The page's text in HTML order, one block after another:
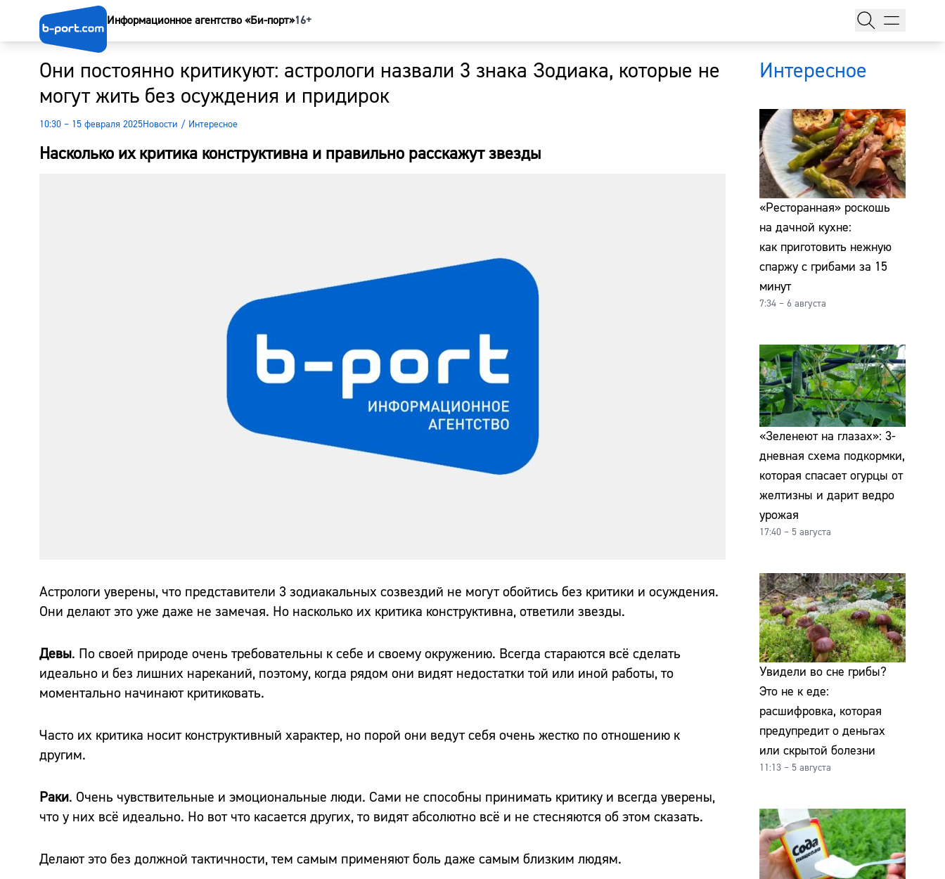
Информационное агентство «Би-порт»16+
Они постоянно критикуют: астрологи назвали 3 знака Зодиака, которые не
могут жить без осуждения и придирок
10:30 – 15 февраля 2025Новости / Интересное
Насколько их критика конструктивна и правильно расскажут звезды
Астрологи уверены, что представители 3 зодиакальных созвездий не могут обойтись без критики и осуждения.
Они делают это уже даже не замечая. Но насколько их критика конструктивна, ответили звезды.
Девы. По своей природе очень требовательны к себе и своему окружению. Всегда стараются всё сделать
идеально и без лишних нареканий, поэтому, когда рядом они видят недостатки той или иной работы, то
моментально начинают критиковать.
Часто их критика носит конструктивный характер, но порой они ведут себя очень жестко по отношению к
другим.
Раки. Очень чувствительные и эмоциональные люди. Сами не способны принимать критику и всегда уверены,
что у них всё идеально. Но вот что касается других, то видят абсолютно всё и не стесняются об этом сказать.
Делают это без должной тактичности, тем самым применяют боль даже самым близким людям.
Интересное
«Ресторанная» роскошь
на дачной кухне:
как приготовить нежную
спаржу с грибами за 15
минут
7:34 – 6 августа
«Зеленеют на глазах»: 3-
дневная схема подкормки,
которая спасает огурцы от
желтизны и дарит ведро
урожая
17:40 – 5 августа
Увидели во сне грибы?
Это не к еде:
расшифровка, которая
предупредит о деньгах
или скрытой болезни
11:13 – 5 августа
Наши гости
Курсы валют